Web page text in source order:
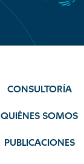
CONSULTORÍA
QUIÉNES SOMOS
PUBLICACIONES